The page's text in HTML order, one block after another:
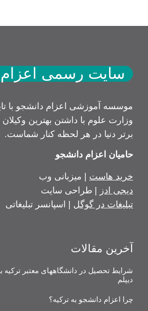
سایت رسمی اعزام
موسسه آموزشی اعزام دانشجو با
وزارت علوم با داشتن بهترین
برتر دنیا در هر لحظه کنار شماست.
حامیان اعزام دانشجو
خرید هاست | میزبانی وب
دیجی ادز
| طراحی سایت
تبلیغات در گوگل | اسپانسر تبلیغاتی
آخرین مقالات
شرایط تحصیل در دانشگاههای معتبر ترکیه
دیپلم
چرا اعزام دانشجو به ترکیه؟